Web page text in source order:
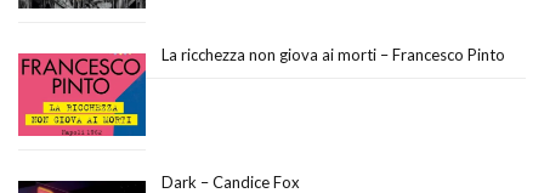
La ricchezza non giova ai morti – Francesco Pinto
Dark – Candice Fox